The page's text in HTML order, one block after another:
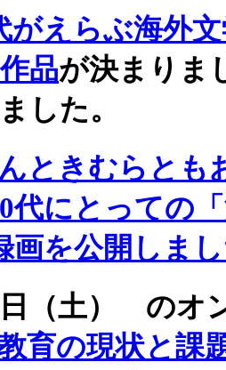
がえらぶ海外
品が決まりま
した。
ときむらとも
代にとっての
画を公開しま
日（土） の
育の現状と課